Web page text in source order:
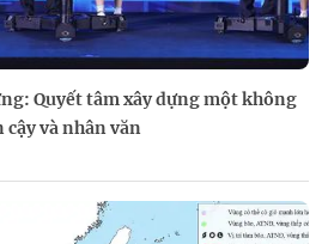
Quyết tâm xây dựng một không
và nhân văn